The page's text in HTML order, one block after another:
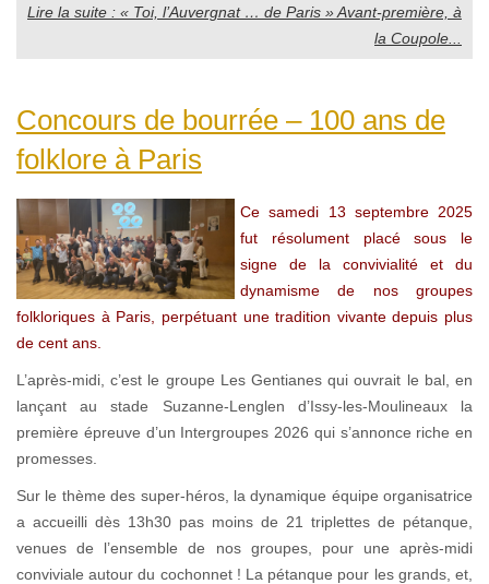
Lire la suite : « Toi, l’Auvergnat … de Paris » Avant-première, à
la Coupole...
Concours de bourrée – 100 ans de
folklore à Paris
Ce samedi 13 septembre 2025
fut résolument placé sous le
signe de la convivialité et du
dynamisme de nos groupes
folkloriques à Paris, perpétuant une tradition vivante depuis plus
de cent ans.
L’après-midi, c’est le groupe Les Gentianes qui ouvrait le bal, en
lançant au stade Suzanne-Lenglen d’Issy-les-Moulineaux la
première épreuve d’un Intergroupes 2026 qui s’annonce riche en
promesses.
Sur le thème des super-héros, la dynamique équipe organisatrice
a accueilli dès 13h30 pas moins de 21 triplettes de pétanque,
venues de l’ensemble de nos groupes, pour une après-midi
conviviale autour du cochonnet ! La pétanque pour les grands, et,